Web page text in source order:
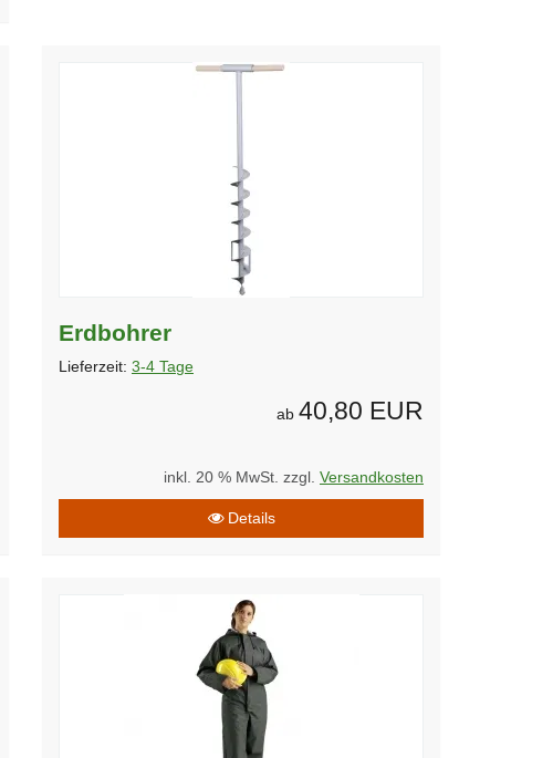
Erdbohrer
Lieferzeit: 3-4 Tage
ab 40,80 EUR
inkl. 20 % MwSt. zzgl. Versandkosten
Details